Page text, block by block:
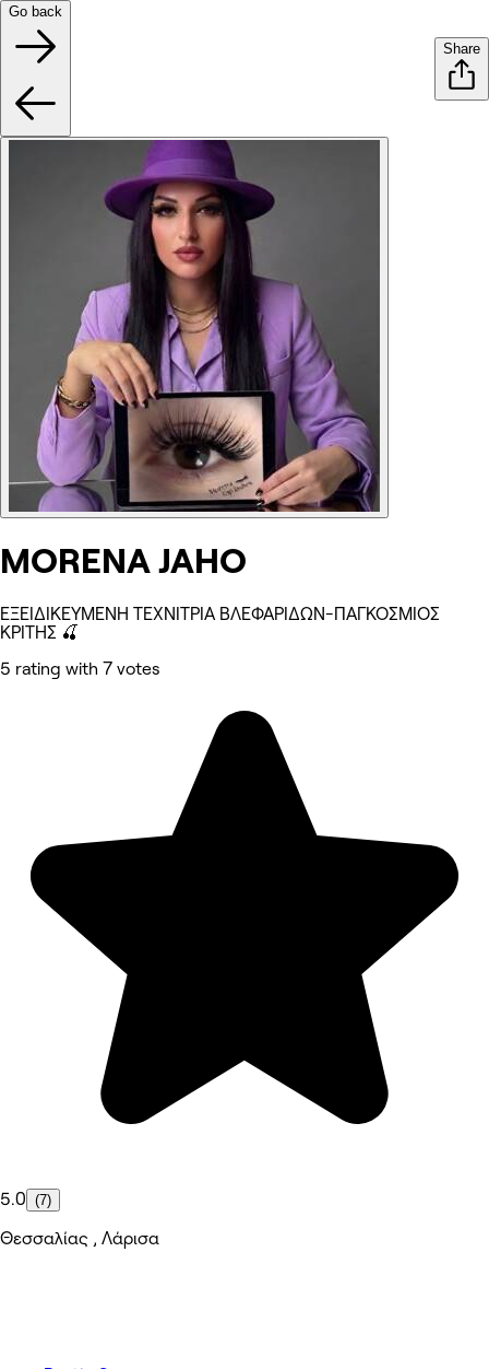
Go back
Share
MORENA JAHO
ΕΞΕΙΔΙΚΕΥΜΕΝΗ ΤΕΧΝΙΤΡΙΑ ΒΛΕΦΑΡΙΔΩΝ-ΠΑΓΚΟΣΜΙΟΣ
ΚΡΙΤΗΣ 🍒
5 rating with 7 votes
5.0 (7)
Θεσσαλίας , Λάρισα